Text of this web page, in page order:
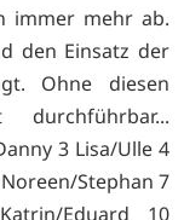
immer mehr ab.
den Einsatz der
Ohne diesen
3 Lisa/Ulle 4
Stephan 7
Eduard 10